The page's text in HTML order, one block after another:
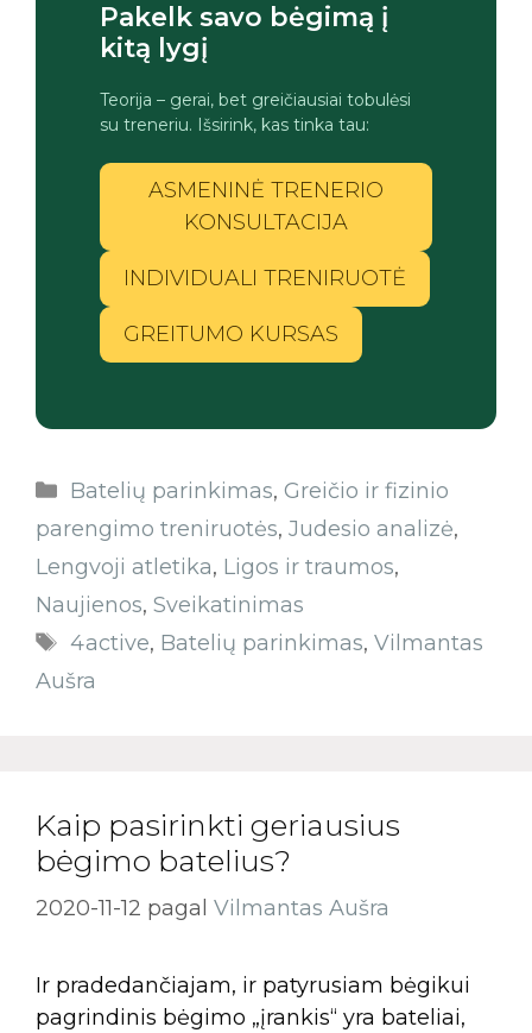
Pakelk savo bėgimą į
kitą lygį
Teorija – gerai, bet greičiausiai tobulėsi
su treneriu. Išsirink, kas tinka tau:
ASMENINĖ TRENERIO
KONSULTACIJA
INDIVIDUALI TRENIRUOTĖ
GREITUMO KURSAS
Batelių parinkimas, Greičio ir fizinio
parengimo treniruotės, Judesio analizė,
Lengvoji atletika, Ligos ir traumos,
Naujienos, Sveikatinimas
4active, Batelių parinkimas, Vilmantas
Aušra
Kaip pasirinkti geriausius
bėgimo batelius?
2020-11-12 pagal Vilmantas Aušra
Ir pradedančiajam, ir patyrusiam bėgikui
pagrindinis bėgimo „įrankis“ yra bateliai,